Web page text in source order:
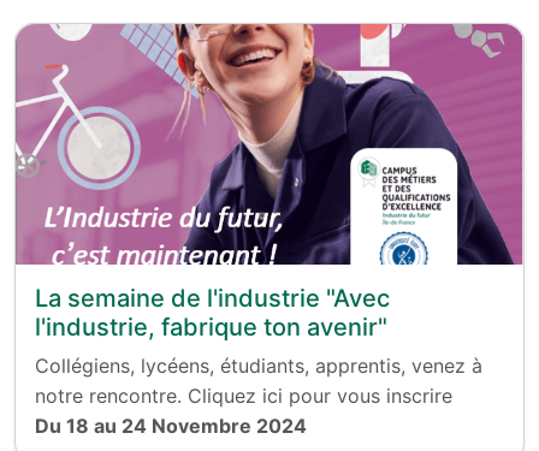
La semaine de l'industrie "Avec
l'industrie, fabrique ton avenir"
Collégiens, lycéens, étudiants, apprentis, venez à
notre rencontre. Cliquez ici pour vous inscrire
Du 18 au 24 Novembre 2024